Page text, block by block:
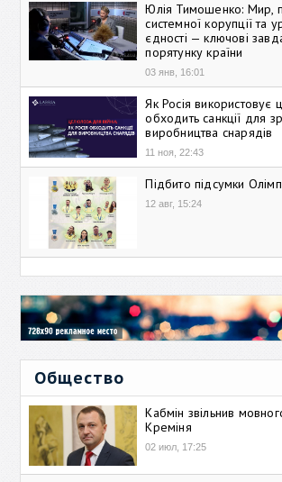
Юлія Тимошенко: Мир,
системної корупції та
єдності — ключові
порятунку країни
03 янв, 16:01
Як Росія використовує
обходить санкції для
виробництва снарядів
11 ноя, 22:43
Підбито підсумки
12 авг, 15:24
Общество
Кабмін звільнив
Креміня
02 июл, 17:25